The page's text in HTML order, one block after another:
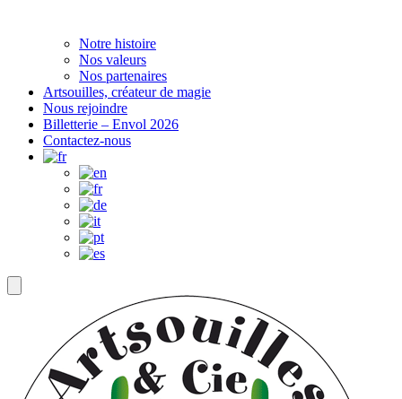
Notre histoire
Nos valeurs
Nos partenaires
Artsouilles, créateur de magie
Nous rejoindre
Billetterie – Envol 2026
Contactez-nous